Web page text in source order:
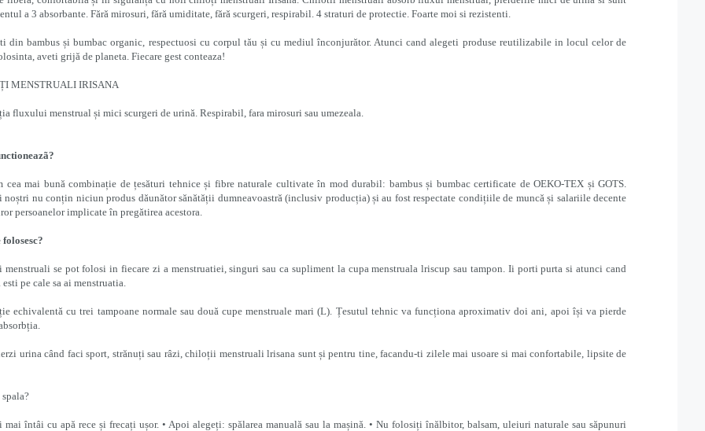
a 3 absorbante. Fără mirosuri, fără umiditate, fără scurgeri, respirabil. 4 straturi de protectie. Foarte moi si rezistenti.
din bambus și bumbac organic, respectuosi cu corpul tău și cu mediul înconjurător. Atunci cand alegeti produse reutilizabile in locul celor de
aveti grijă de planeta. Fiecare gest conteaza!
MENSTRUALI IRISANA
fluxului menstrual și mici scurgeri de urină. Respirabil, fara mirosuri sau umezeala.
cea mai bună combinație de țesături tehnice și fibre naturale cultivate în mod durabil: bambus și bumbac certificate de OEKO-TEX și GOTS.
nu conțin niciun produs dăunător sănătății dumneavoastră (inclusiv producția) și au fost respectate condițiile de muncă și salariile decente
persoanelor implicate în pregătirea acestora.
folosesc?
se pot folosi in fiecare zi a menstruatiei, singuri sau ca supliment la cupa menstruala lriscup sau tampon. Ii porti purta si atunci cand
esti pe cale sa ai menstruatia.
echivalentă cu trei tampoane normale sau două cupe menstruale mari (L). Țesutul tehnic va funcționa aproximativ doi ani, apoi își va pierde
urina când faci sport, strănuți sau râzi, chiloții menstruali lrisana sunt și pentru tine, facandu-ti zilele mai usoare si mai confortabile, lipsite de
spala?
întâi cu apă rece și frecați ușor. • Apoi alegeți: spălarea manuală sau la mașină. • Nu folosiți înălbitor, balsam, uleiuri naturale sau săpunuri